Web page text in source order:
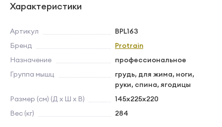
Характеристики
Артикул
BPL163
Бренд
Protrain
Назначение
профессиональное
Группа мышц
грудь, для жима, ноги,
руки, спина, ягодицы
Размер (см) (Д х Ш х В)
145х225х220
Вес (кг)
284